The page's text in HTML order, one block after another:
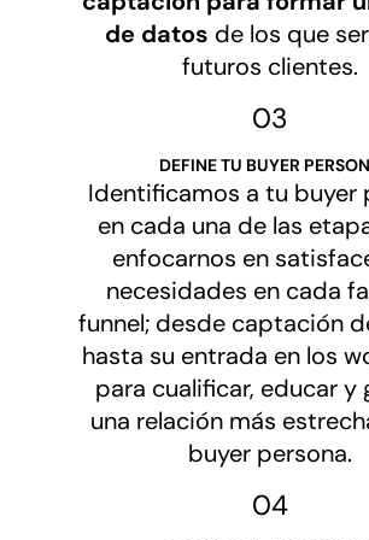
de datos de los que
futuros clientes.
03
DEFINE TU BUYER
Identificamos a tu buyer
en cada una de las
enfocarnos en
necesidades en cada
funnel; desde captación
hasta su entrada en los
para cualificar, educar y
una relación más
buyer persona.
04